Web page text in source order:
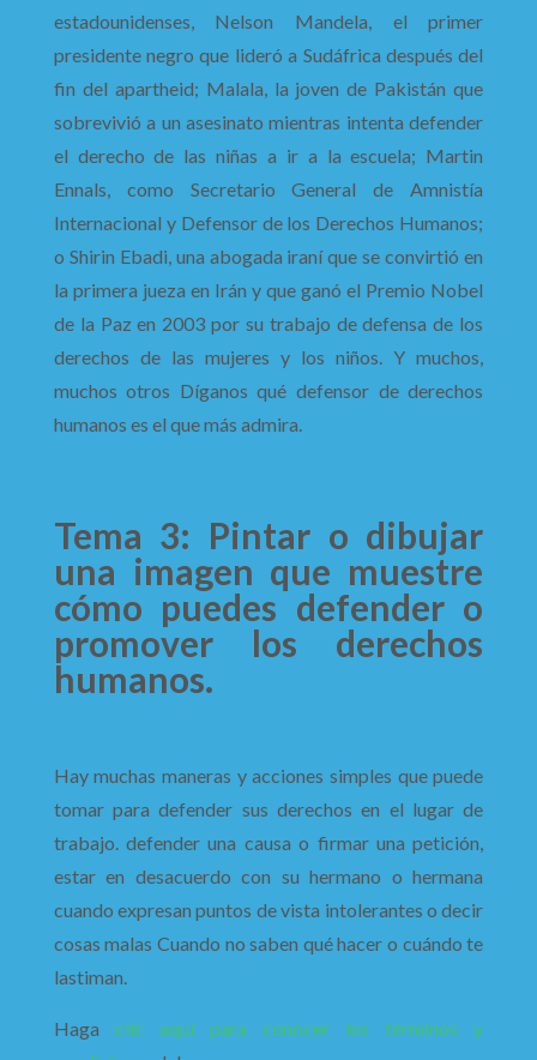
estadounidenses, Nelson Mandela, el primer
presidente negro que lideró a Sudáfrica después del
fin del apartheid; Malala, la joven de Pakistán que
sobrevivió a un asesinato mientras intenta defender
el derecho de las niñas a ir a la escuela; Martin
Ennals, como Secretario General de Amnistía
Internacional y Defensor de los Derechos Humanos;
o Shirin Ebadi, una abogada iraní que se convirtió en
la primera jueza en Irán y que ganó el Premio Nobel
de la Paz en 2003 por su trabajo de defensa de los
derechos de las mujeres y los niños. Y muchos,
muchos otros Díganos qué defensor de derechos
humanos es el que más admira.
Tema 3: Pintar o dibujar
una imagen que muestre
cómo puedes defender o
promover los derechos
humanos.
Hay muchas maneras y acciones simples que puede
tomar para defender sus derechos en el lugar de
trabajo. defender una causa o firmar una petición,
estar en desacuerdo con su hermano o hermana
cuando expresan puntos de vista intolerantes o decir
cosas malas Cuando no saben qué hacer o cuándo te
lastiman.
Haga clic aquí para conocer los términos y